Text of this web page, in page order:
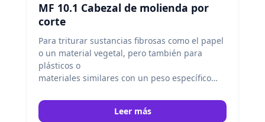
MF 10.1 Cabezal de molienda por
corte
Para triturar sustancias fibrosas como el papel
o un material vegetal, pero también para
plásticos o
materiales similares con un peso específico
molienda pasa
por un tamiz. Este tamiz puede intercambiarse
Leer más